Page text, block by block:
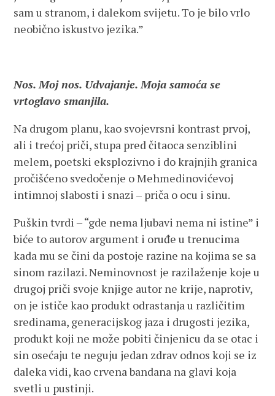
sam u stranom, i dalekom svijetu. To je bilo vrlo
neobično iskustvo jezika.”
Nos. Moj nos. Udvajanje. Moja samoća se
vrtoglavo smanjila.
Na drugom planu, kao svojevrsni kontrast prvoj,
ali i trećoj priči, stupa pred čitaoca senziblini
melem, poetski eksplozivno i do krajnjih granica
pročišćeno svedočenje o Mehmedinovićevoj
intimnoj slabosti i snazi – priča o ocu i sinu.
Puškin tvrdi ‒ “gde nema ljubavi nema ni istine” i
biće to autorov argument i oruđe u trenucima
kada mu se čini da postoje razine na kojima se sa
sinom razilazi. Neminovnost je razilaženje koje u
drugoj priči svoje knjige autor ne krije, naprotiv,
on je ističe kao produkt odrastanja u različitim
sredinama, generacijskog jaza i drugosti jezika,
produkt koji ne može pobiti činjenicu da se otac i
sin osećaju te neguju jedan zdrav odnos koji se iz
daleka vidi, kao crvena bandana na glavi koja
svetli u pustinji.